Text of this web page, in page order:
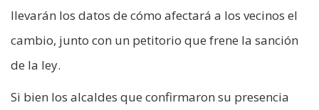
llevarán los datos de cómo afectará a los vecinos el
cambio, junto con un petitorio que frene la sanción
de la ley.
Si bien los alcaldes que confirmaron su presencia